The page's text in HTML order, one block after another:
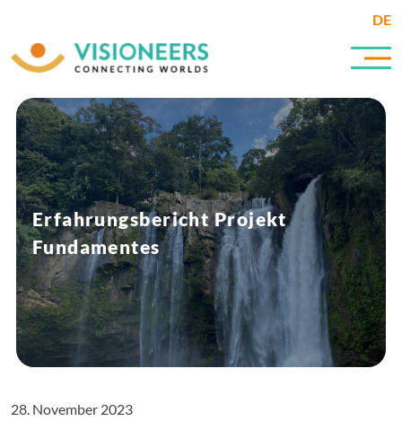
DE
Erfahrungsbericht Projekt
Fundamentes
28. November 2023